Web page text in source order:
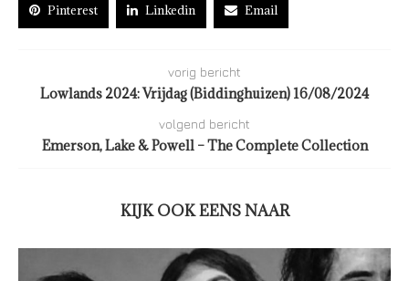
Pinterest Linkedin Email
vorig bericht
Lowlands 2024: Vrijdag (Biddinghuizen) 16/08/2024
volgend bericht
Emerson, Lake & Powell – The Complete Collection
KIJK OOK EENS NAAR